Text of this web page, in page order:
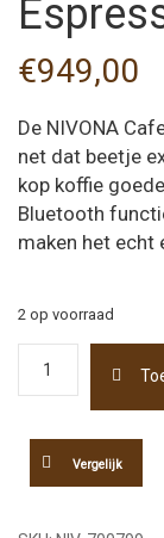
€949,00
De NIVONA
net dat beetje
kop koffie
Bluetooth
maken het echt
2 op voorraad
NICR
799
Vergelijk